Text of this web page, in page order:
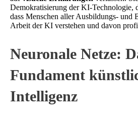
Demokratisierung der KI-Technologie,
dass Menschen aller Ausbildungs- und
Arbeit der KI verstehen und davon
Neuronale Netze:
Fundament
Intelligenz